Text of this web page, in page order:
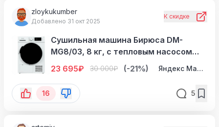
zloykukumber
Добавлено 31 окт 2025
К скидке
Сушильная машина Бирюса DM-
MG8/03, 8 кг, с тепловым насосом
Heat Pump, съемный фильтр
23 695₽ 30 000₽ (-21%) Яндекс Маркет
16 5